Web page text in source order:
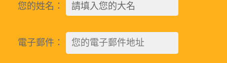
您的姓名：
電子郵件：